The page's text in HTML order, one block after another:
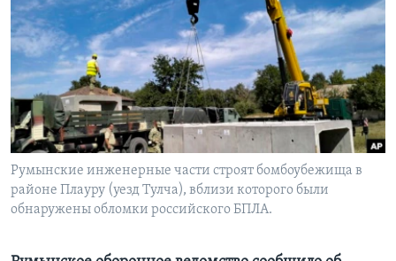
Learning English
СОЦИАЛЬНЫЕ СЕТИ
Румынские инженерные части строят бомбоубежища в
районе Плауру (уезд Тулча), вблизи которого были
обнаружены обломки российского БПЛА.